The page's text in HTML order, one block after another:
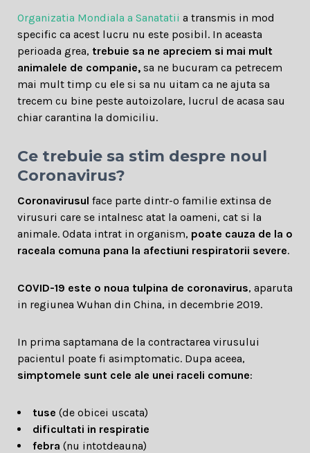
Organizatia Mondiala a Sanatatii a transmis in mod
specific ca acest lucru nu este posibil. In aceasta
perioada grea, trebuie sa ne apreciem si mai mult
animalele de companie, sa ne bucuram ca petrecem
mai mult timp cu ele si sa nu uitam ca ne ajuta sa
trecem cu bine peste autoizolare, lucrul de acasa sau
chiar carantina la domiciliu.
Ce trebuie sa stim despre noul
Coronavirus?
Coronavirusul face parte dintr-o familie extinsa de
virusuri care se intalnesc atat la oameni, cat si la
animale. Odata intrat in organism, poate cauza de la o
raceala comuna pana la afectiuni respiratorii severe.
COVID-19 este o noua tulpina de coronavirus, aparuta
in regiunea Wuhan din China, in decembrie 2019.
In prima saptamana de la contractarea virusului
pacientul poate fi asimptomatic. Dupa aceea,
simptomele sunt cele ale unei raceli comune:
tuse (de obicei uscata)
dificultati in respiratie
febra (nu intotdeauna)